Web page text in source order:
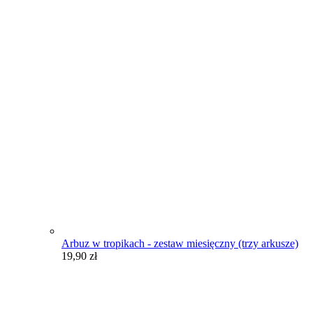
Arbuz w tropikach - zestaw miesięczny (trzy arkusze)
19,90 zł